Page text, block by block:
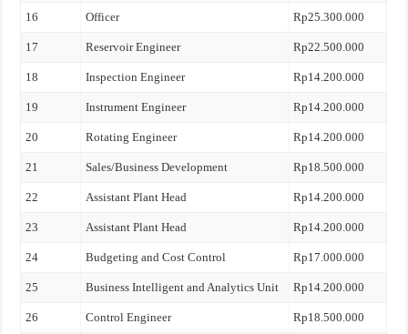
16 Officer Rp25.300.000
17 Reservoir Engineer Rp22.500.000
18 Inspection Engineer Rp14.200.000
19 Instrument Engineer Rp14.200.000
20 Rotating Engineer Rp14.200.000
21 Sales/Business Development Rp18.500.000
22 Assistant Plant Head Rp14.200.000
23 Assistant Plant Head Rp14.200.000
24 Budgeting and Cost Control Rp17.000.000
25 Business Intelligent and Analytics Unit Rp14.200.000
26 Control Engineer Rp18.500.000